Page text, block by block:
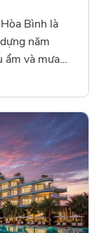
Bình là
năm
ẩm và mưa
dột, chủ đầu
cấp vật liệu
Trong
Conmik PU
chuyên
cao, giúp
bê tông.
hầm, sàn